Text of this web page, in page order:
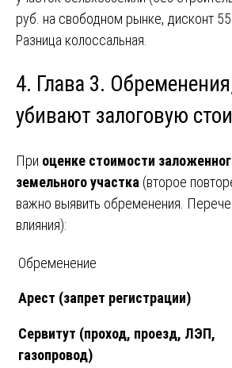
руб. на свободном рынке, дисконт
Разница колоссальная.
4. Глава 3.
убивают залоговую
При оценке стоимости
земельного участка (второе
важно выявить обременения.
влияния):
Обременение
Арест (запрет регистрации)
Сервитут (проход, проезд, ЛЭП,
газопровод)